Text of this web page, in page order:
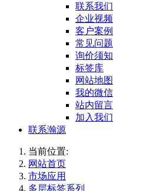
联系我们
企业视频
客户案例
常见问题
询价须知
标签库
网站地图
我的微信
站内留言
加入我们
联系瀚源
当前位置:
网站首页
市场应用
多层标签系列